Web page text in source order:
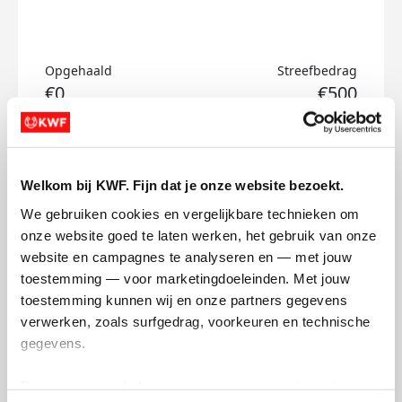
Welkom bij KWF. Fijn dat je onze website bezoekt.
We gebruiken cookies en vergelijkbare technieken om
onze website goed te laten werken, het gebruik van onze
website en campagnes te analyseren en — met jouw
toestemming — voor marketingdoeleinden. Met jouw
toestemming kunnen wij en onze partners gegevens
verwerken, zoals surfgedrag, voorkeuren en technische
gegevens.
Opgehaald
€0
Streefbedrag
€500
Doneer
Roufayda's badges